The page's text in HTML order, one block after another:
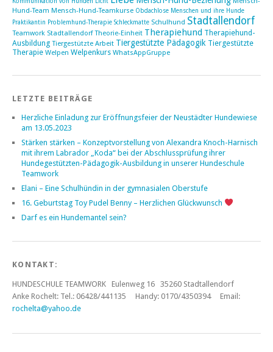
Hund-Team Mensch-Hund-Teamkurse Obdachlose Menschen und ihre Hunde
Praktikantin Problemhund-Therapie Schleckmatte Schulhund Stadtallendorf
Teamwork Stadtallendorf Theorie-Einheit Therapiehund Therapiehund-
Ausbildung Tiergestützte Arbeit Tiergestützte Pädagogik Tiergestützte
Therapie Welpen Welpenkurs WhatsAppGruppe
LETZTE BEITRÄGE
Herzliche Einladung zur Eröffnungsfeier der Neustädter Hundewiese
am 13.05.2023
Stärken stärken – Konzeptvorstellung von Alexandra Knoch-Harnisch
mit ihrem Labrador „Koda“ bei der Abschlussprüfung ihrer
Hundegestützten-Pädagogik-Ausbildung in unserer Hundeschule
Teamwork
Elani – Eine Schulhündin in der gymnasialen Oberstufe
16. Geburtstag Toy Pudel Benny – Herzlichen Glückwunsch
Darf es ein Hundemantel sein?
KONTAKT:
HUNDESCHULE TEAMWORK Eulenweg 16 35260 Stadtallendorf
Anke Rochelt: Tel.: 06428/441135 Handy: 0170/4350394 Email:
rochelta@yahoo.de